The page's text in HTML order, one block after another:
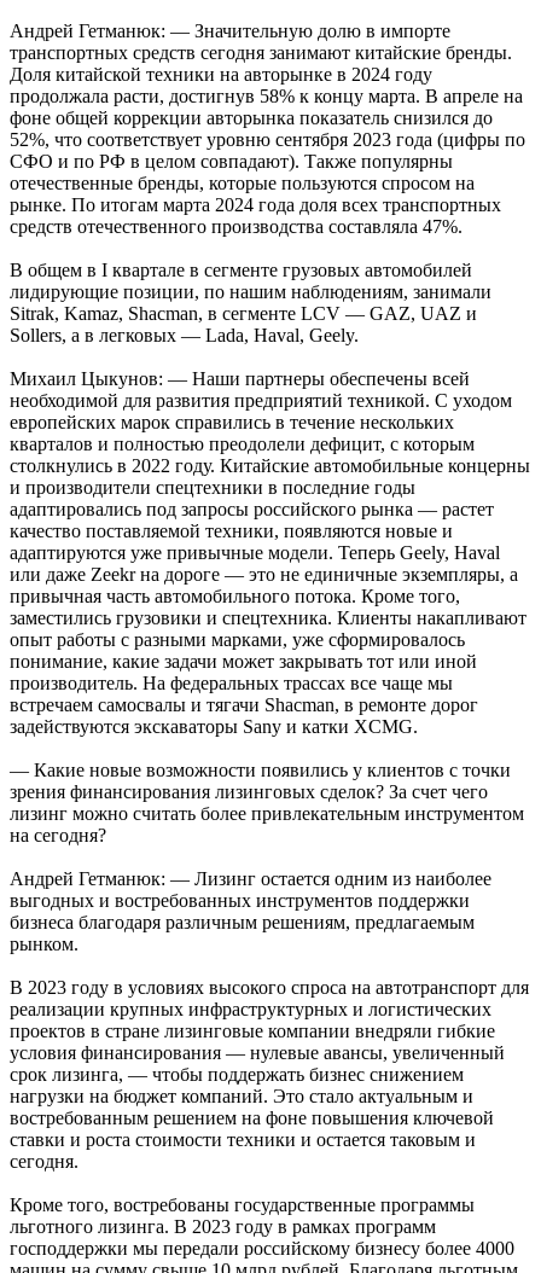
Андрей Гетманюк: — Значительную долю в импорте
транспортных средств сегодня занимают китайские бренды.
Доля китайской техники на авторынке в 2024 году
продолжала расти, достигнув 58% к концу марта. В апреле на
фоне общей коррекции авторынка показатель снизился до
52%, что соответствует уровню сентября 2023 года (цифры по
СФО и по РФ в целом совпадают). Также популярны
отечественные бренды, которые пользуются спросом на
рынке. По итогам марта 2024 года доля всех транспортных
средств отечественного производства составляла 47%.
В общем в I квартале в сегменте грузовых автомобилей
лидирующие позиции, по нашим наблюдениям, занимали
Sitrak, Kamaz, Shacman, в сегменте LCV — GAZ, UAZ и
Sollers, а в легковых — Lada, Haval, Geely.
Михаил Цыкунов: — Наши партнеры обеспечены всей
необходимой для развития предприятий техникой. С уходом
европейских марок справились в течение нескольких
кварталов и полностью преодолели дефицит, с которым
столкнулись в 2022 году. Китайские автомобильные концерны
и производители спецтехники в последние годы
адаптировались под запросы российского рынка — растет
качество поставляемой техники, появляются новые и
адаптируются уже привычные модели. Теперь Geely, Haval
или даже Zeekr на дороге — это не единичные экземпляры, а
привычная часть автомобильного потока. Кроме того,
заместились грузовики и спецтехника. Клиенты накапливают
опыт работы с разными марками, уже сформировалось
понимание, какие задачи может закрывать тот или иной
производитель. На федеральных трассах все чаще мы
встречаем самосвалы и тягачи Shacman, в ремонте дорог
задействуются экскаваторы Sany и катки XCMG.
— Какие новые возможности появились у клиентов с точки
зрения финансирования лизинговых сделок? За счет чего
лизинг можно считать более привлекательным инструментом
на сегодня?
Андрей Гетманюк: — Лизинг остается одним из наиболее
выгодных и востребованных инструментов поддержки
бизнеса благодаря различным решениям, предлагаемым
рынком.
В 2023 году в условиях высокого спроса на автотранспорт для
реализации крупных инфраструктурных и логистических
проектов в стране лизинговые компании внедряли гибкие
условия финансирования — нулевые авансы, увеличенный
срок лизинга, — чтобы поддержать бизнес снижением
нагрузки на бюджет компаний. Это стало актуальным и
востребованным решением на фоне повышения ключевой
ставки и роста стоимости техники и остается таковым и
сегодня.
Кроме того, востребованы государственные программы
льготного лизинга. В 2023 году в рамках программ
господдержки мы передали российскому бизнесу более 4000